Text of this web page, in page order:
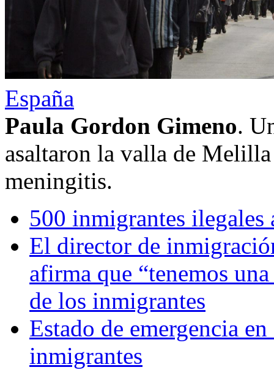
España
Paula Gordon Gimeno.
asaltaron la valla de
meningitis.
500 inmigrantes
El director de
afirma que “tenemos
de los inmigrantes
Estado de emergencia
inmigrantes